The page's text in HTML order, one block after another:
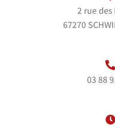
2 rue des
67270
03 88